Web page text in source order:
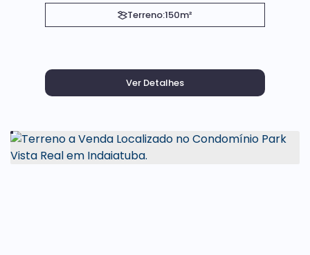
Terreno:150m²